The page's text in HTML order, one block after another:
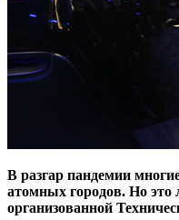
В разгар пандемии
атомных городов. Но это
организованной